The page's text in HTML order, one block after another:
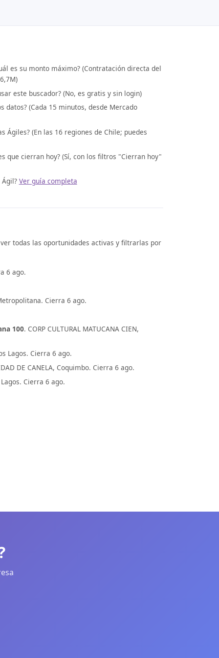
es su monto máximo? (Contratación directa del
este buscador? (No, es gratis y sin login)
datos? (Cada 15 minutos, desde Mercado
Ágiles? (En las 16 regiones de Chile; puedes
que cierran hoy? (Sí, con los filtros "Cierran hoy"
Ver guía completa
todas las oportunidades activas y filtrarlas por
6 ago.
Cierra 6 ago.
100. CORP CULTURAL MATUCANA CIEN,
Lagos. Cierra 6 ago.
DE CANELA, Coquimbo. Cierra 6 ago.
Cierra 6 ago.